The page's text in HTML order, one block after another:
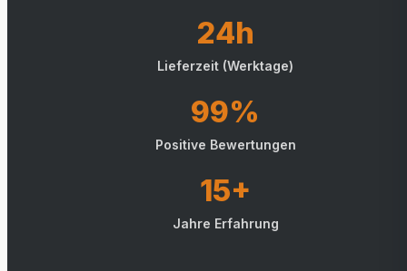
24h
Lieferzeit (Werktage)
99%
Positive Bewertungen
15+
Jahre Erfahrung